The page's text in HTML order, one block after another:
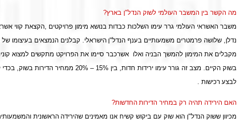
מה הקשר בין המשבר העולמי לשוק הנדל"ן בארץ?
משבר האשראי העולמי גרר עימו השלכות כבדות בנושא מימון פרויקטים ,הקצאת קווי
נדלן, שלושה פרמטרים משמעותיים בענף הנדל"ן הישראלי. קבלנים הנמצאים בעיצומו של
מקבלים את המימון להמשך הבניה ואלו אשרכבר סיימו את הפרויקט מתקשים למצוא
בשוק הקיים. מצב זה גורר
עימו ירידות חדות, בין 15% – 20% ממחיר
לבצע רכישות .
האם הירידה תהיה רק במחיר הדירות החדשות?
מכיוון ששוק הנדל"ן הוא שוק עם ביקוש קשיח אנו מאמינים שהירידה הראשונית